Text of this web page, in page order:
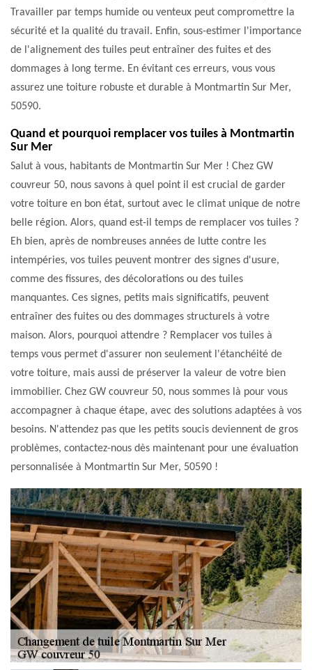
Travailler par temps humide ou venteux peut compromettre la
sécurité et la qualité du travail. Enfin, sous-estimer l'importance
de l'alignement des tuiles peut entraîner des fuites et des
dommages à long terme. En évitant ces erreurs, vous vous
assurez une toiture robuste et durable à Montmartin Sur Mer,
50590.
Quand et pourquoi remplacer vos tuiles à Montmartin
Sur Mer
Salut à vous, habitants de Montmartin Sur Mer ! Chez GW
couvreur 50, nous savons à quel point il est crucial de garder
votre toiture en bon état, surtout avec le climat unique de notre
belle région. Alors, quand est-il temps de remplacer vos tuiles ?
Eh bien, après de nombreuses années de lutte contre les
intempéries, vos tuiles peuvent montrer des signes d'usure,
comme des fissures, des décolorations ou des tuiles
manquantes. Ces signes, petits mais significatifs, peuvent
entraîner des fuites ou des dommages structurels à votre
maison. Alors, pourquoi attendre ? Remplacer vos tuiles à
temps vous permet d'assurer non seulement l'étanchéité de
votre toiture, mais aussi de préserver la valeur de votre bien
immobilier. Chez GW couvreur 50, nous sommes là pour vous
accompagner à chaque étape, avec des solutions adaptées à vos
besoins. N'attendez pas que les petits soucis deviennent de gros
problèmes, contactez-nous dès maintenant pour une évaluation
personnalisée à Montmartin Sur Mer, 50590 !